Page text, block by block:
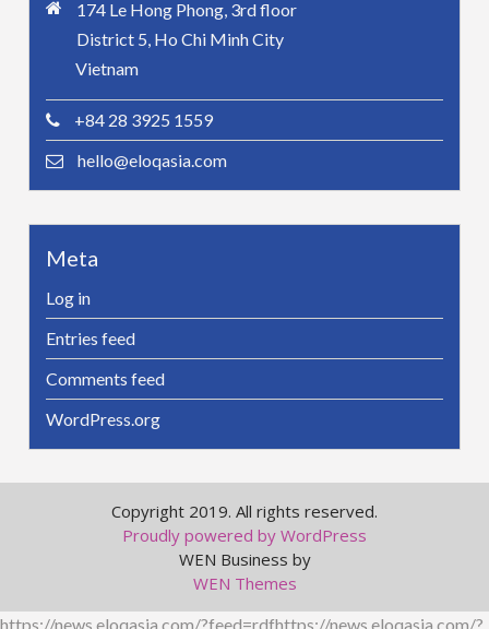
174 Le Hong Phong, 3rd floor
District 5, Ho Chi Minh City
Vietnam
+84 28 3925 1559
hello@eloqasia.com
Meta
Log in
Entries feed
Comments feed
WordPress.org
Copyright 2019. All rights reserved.
Proudly powered by WordPress
WEN Business by
WEN Themes
https://news.eloqasia.com/?feed=rdfhttps://news.eloqasia.com/?